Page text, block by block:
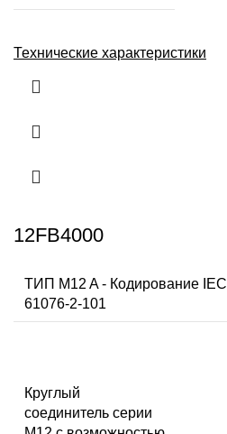
Технические характеристики
12FB4000
ТИП M12 A - Кодирование IEC
61076-2-101
Круглый
соединитель серии